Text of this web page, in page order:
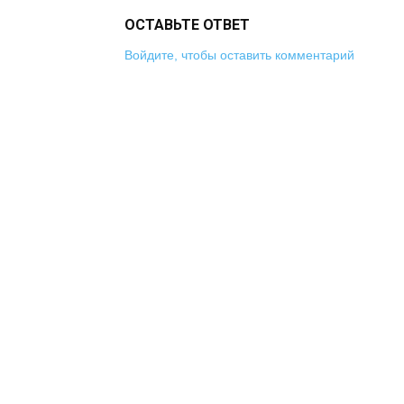
ОСТАВЬТЕ ОТВЕТ
Войдите, чтобы оставить комментарий